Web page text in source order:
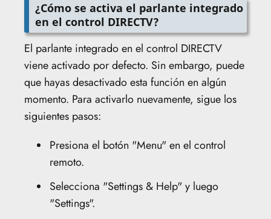
¿Cómo se activa el parlante integrado
en el control DIRECTV?
El parlante integrado en el control DIRECTV
viene activado por defecto. Sin embargo, puede
que hayas desactivado esta función en algún
momento. Para activarlo nuevamente, sigue los
siguientes pasos:
Presiona el botón "Menu" en el control
remoto.
Selecciona "Settings & Help" y luego
"Settings".